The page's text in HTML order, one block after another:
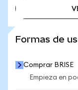
Formas de
Comprar BRISE
Empieza en